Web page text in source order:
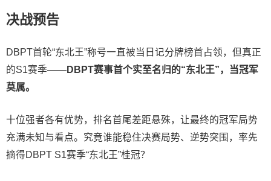
决战预告
DBPT首轮“东北王”称号一直被当日记分牌榜首占领，但真正
的S1赛季——DBPT赛事首个实至名归的“东北王”，当冠军
莫属。
十位强者各有优势，排名首尾差距悬殊，让最终的冠军局势
充满未知与看点。究竟谁能稳住决赛局势、逆势突围，率先
摘得DBPT S1赛季“东北王”桂冠？